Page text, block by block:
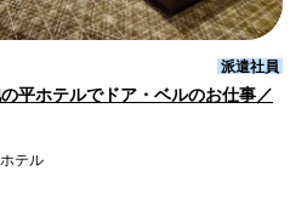
派遣社員
平ホテルでドア・ベルのお仕事／
テル